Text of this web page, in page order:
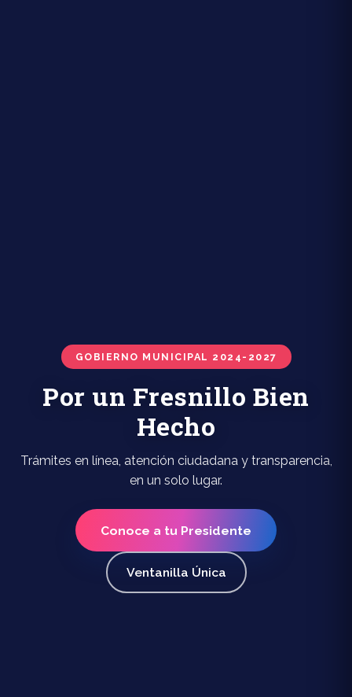
GOBIERNO MUNICIPAL 2024-2027
Por un Fresnillo Bien
Hecho
Trámites en línea, atención ciudadana y transparencia,
en un solo lugar.
Conoce a tu Presidente
Ventanilla Única